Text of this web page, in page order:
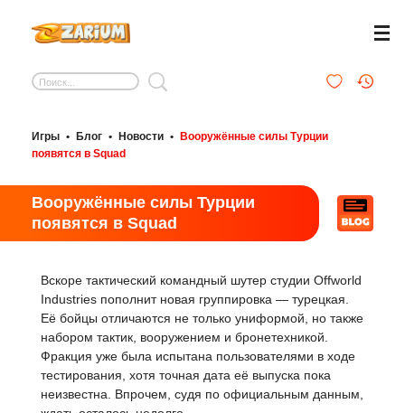
Игры • Блог • Новости •
Вооружённые силы Турции
появятся в Squad
Вооружённые силы Турции
появятся в Squad
Вскоре тактический командный шутер студии Offworld
Industries пополнит новая группировка — турецкая.
Её бойцы отличаются не только униформой, но также
набором тактик, вооружением и бронетехникой.
Фракция уже была испытана пользователями в ходе
тестирования, хотя точная дата её выпуска пока
неизвестна. Впрочем, судя по официальным данным,